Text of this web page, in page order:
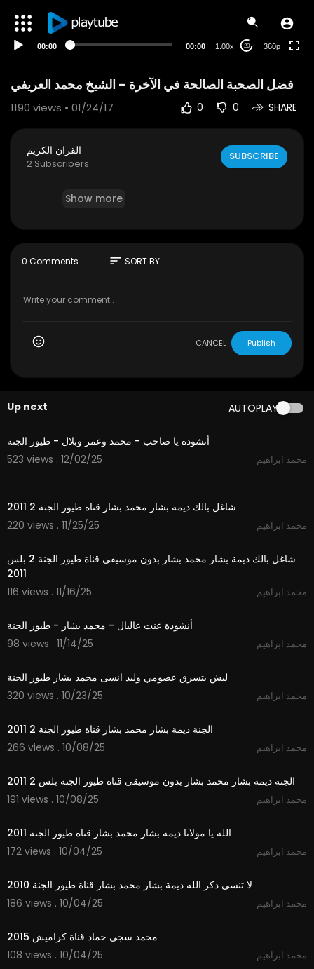
00:00 00:00 1.00x 20 360p
1190 views • 01/24/17 0 0 SHARE
القران الكريم
2 Subscribers
SUBSCRIBE
Show more
0 Comments sort SORT BY
CANCEL Publish
Up next AUTOPLAY
5:30
أنشودة يا صاحب - محمد وعمر وبلال - طيور الجنة
523 views . 12/02/25
محمد ابراهيم
شاغل بالك ديمة بشار محمد بشار قناة طيور الجنة 2 2011
220 views . 11/25/25
محمد ابراهيم
شاغل بالك ديمة بشار محمد بشار بدون موسيفى قناة طيور الجنة 2 بلس
2011
116 views . 11/16/25
محمد ابراهيم
أنشودة عنت عالبال - محمد بشار - طيور الجنة
98 views . 11/14/25
محمد ابراهيم
ليش بتسرق عصومي وليد انسى محمد بشار طيور الجنة
320 views . 10/23/25
محمد ابراهيم
الجنة ديمة بشار محمد بشار قناة طيور الجنة 2 2011
266 views . 10/08/25
محمد ابراهيم
الجنة ديمة بشار محمد بشار بدون موسيقى قناة طيور الجنة بلس 2 2011
191 views . 10/08/25
محمد ابراهيم
الله يا مولانا ديمة بشار محمد بشار قناة طيور الجنة 2011
172 views . 10/04/25
محمد ابراهيم
لا تنسى ذكر الله ديمة بشار محمد بشار قناة طيور الجنة 2010
186 views . 10/04/25
محمد ابراهيم
محمد سجى حماد قناة كراميش 2015
108 views . 10/04/25
محمد ابراهيم